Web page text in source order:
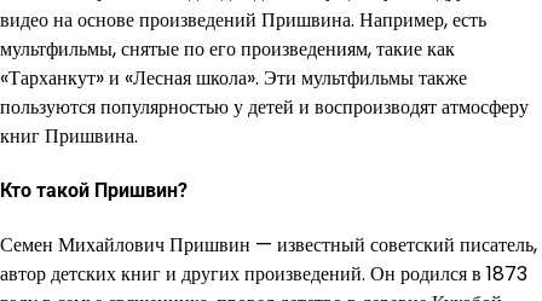
видео на основе произведений Пришвина. Например, есть
мультфильмы, снятые по его произведениям, такие как
«Тарханкут» и «Лесная школа». Эти мультфильмы также
пользуются популярностью у детей и воспроизводят атмосферу
книг Пришвина.
Кто такой Пришвин?
Семен Михайлович Пришвин — известный советский писатель,
автор детских книг и других произведений. Он родился в 1873